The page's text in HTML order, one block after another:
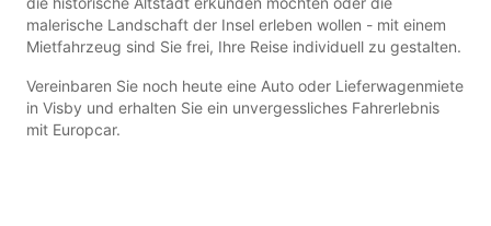
malerische Landschaft der Insel erleben wollen - mit einem
Mietfahrzeug sind Sie frei, Ihre Reise individuell zu gestalten.
Vereinbaren Sie noch heute eine Auto oder Lieferwagenmiete
in Visby und erhalten Sie ein unvergessliches Fahrerlebnis
mit Europcar.